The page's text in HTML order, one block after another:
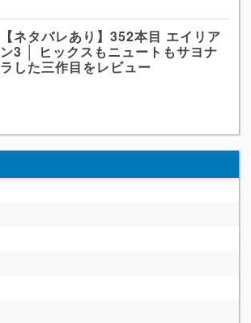
【ネタバレあり】352本目 エイリア
ン3 │ ヒックスもニュートもサヨナ
ラした三作目をレビュー